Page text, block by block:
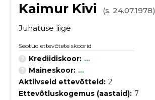
Kaimur Kivi
(s. 24.07.1978)
Juhatuse liige
Seotud ettevõtete skoorid
Krediidiskoor: ...
Maineskoor: ...
Aktiivseid ettevõtteid: 2
Ettevõtluskogemus (aastaid): 7